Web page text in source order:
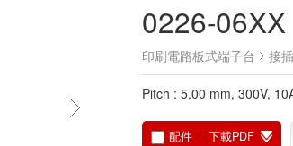
0226-06XX
印刷電路板式端子台 接
Pitch : 5.00 mm, 300V,
配件 下載PDF